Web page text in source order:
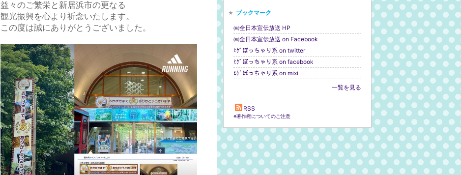
益々のご繁栄と新居浜市の更なる
観光振興を心より祈念いたします。
この度は誠にありがとうございました。
ブックマーク
㈱全日本宣伝放送 HP
㈱全日本宣伝放送 on Facebook
ﾋｹﾞぽっちゃり系 on twitter
ﾋｹﾞぽっちゃり系 on facebook
ﾋｹﾞぽっちゃり系 on mixi
一覧を見る
RSS
※著作権についてのご注意